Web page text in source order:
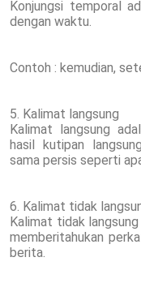
Konjungsi temporal
dengan waktu.
Contoh : kemudian,
5. Kalimat langsung
Kalimat langsung
hasil kutipan
sama persis seperti
6. Kalimat tidak
Kalimat tidak
memberitahukan
berita.